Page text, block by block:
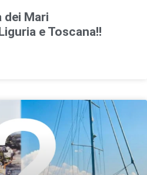
dei Mari
e Toscana!!